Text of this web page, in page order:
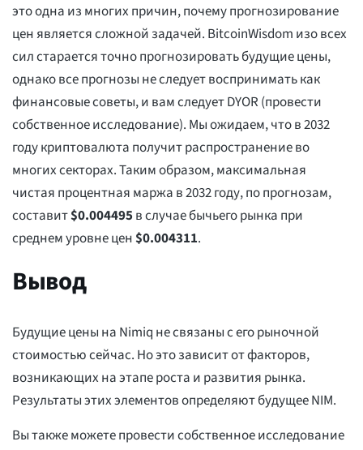
это одна из многих причин, почему прогнозирование
цен является сложной задачей. BitcoinWisdom изо всех
сил старается точно прогнозировать будущие цены,
однако все прогнозы не следует воспринимать как
финансовые советы, и вам следует DYOR (провести
собственное исследование). Мы ожидаем, что в 2032
году криптовалюта получит распространение во
многих секторах. Таким образом, максимальная
чистая процентная маржа в 2032 году, по прогнозам,
составит$0.004495в случае бычьего рынка при
среднем уровне цен$0.004311.
Вывод
Будущие цены на Nimiq не связаны с его рыночной
стоимостью сейчас. Но это зависит от факторов,
возникающих на этапе роста и развития рынка.
Результаты этих элементов определяют будущее NIM.
Вы также можете провести собственное исследование